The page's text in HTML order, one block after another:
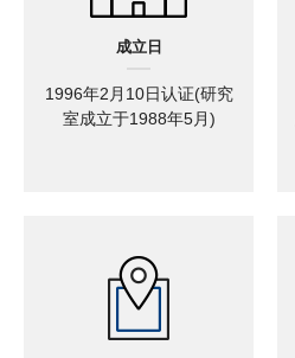
成立日
1996年2月10日认证(研究
室成立于1988年5月)